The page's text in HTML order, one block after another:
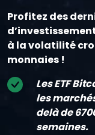
Profitez des
à la volatilité
monnaies !
Les ETF
les
delà de
semaines.